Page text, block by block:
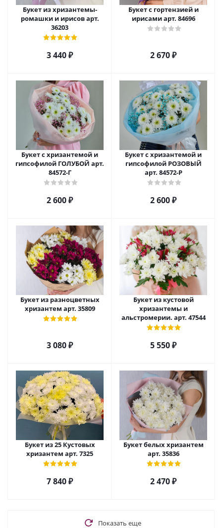
Букет из хризантемы-
ромашки и ирисов арт.
36203
3 440₽
Букет с гортензией и
ирисами арт. 84696
2 670₽
Букет с хризантемой и
гипсофилой ГОЛУБОЙ арт.
84572-Г
2 600₽
Букет с хризантемой и
гипсофилой РОЗОВЫЙ
арт. 84572-Р
2 600₽
Букет из разноцветных
хризантем арт. 35809
3 080₽
Букет из кустовой
хризантемы и
альстромерии. арт. 47544
5 550₽
Букет из 25 Кустовых
хризантем арт. 7325
7 840₽
Букет белых хризантем
арт. 35836
2 470₽
Показать еще